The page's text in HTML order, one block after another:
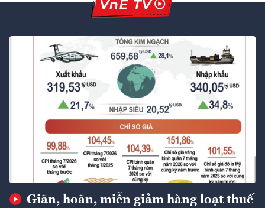
Giãn, hoãn, miễn giảm hàng loạt thuế